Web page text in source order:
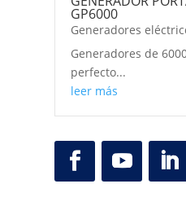
GP6000
Generadores
Generadores de
perfecto...
leer más